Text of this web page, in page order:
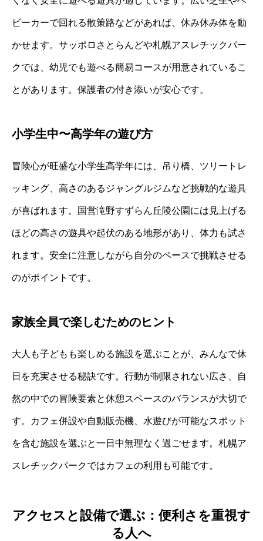
ビーカーで回れる散策路などがあれば、休み休み体を動
かせます。サッポロさとらんどや札幌アスレチックパー
クでは、幼児でも遊べる簡易コースが用意されているこ
とがあります。保護者の付き添いが安心です。
小学生中〜高学年の遊び方
冒険心が旺盛な小学生高学年には、吊り橋、ツリートレ
ッキング、高さのあるジャングルジムなど挑戦的な遊具
が喜ばれます。国営滝野すずらん丘陵公園には見上げる
ほどの高さの遊具や起伏のある地形があり、体力も試さ
れます。安全に注意しながら自分のペースで挑戦させる
のがポイントです。
家族全員で楽しむためのヒント
大人も子どもも楽しめる施設を選ぶことが、みんなで休
日を充実させる秘訣です。行動が制限されない広さ、自
然の中での冒険要素と休憩スペースのバランスが大切で
す。カフェ併設や自動販売機、水遊びが可能なスポット
を含む施設を選ぶと一日中無理なく過ごせます。札幌ア
スレチックパークではカフェの利用も可能です。
アクセスと設備で選ぶ：便利さを重視す
る人へ